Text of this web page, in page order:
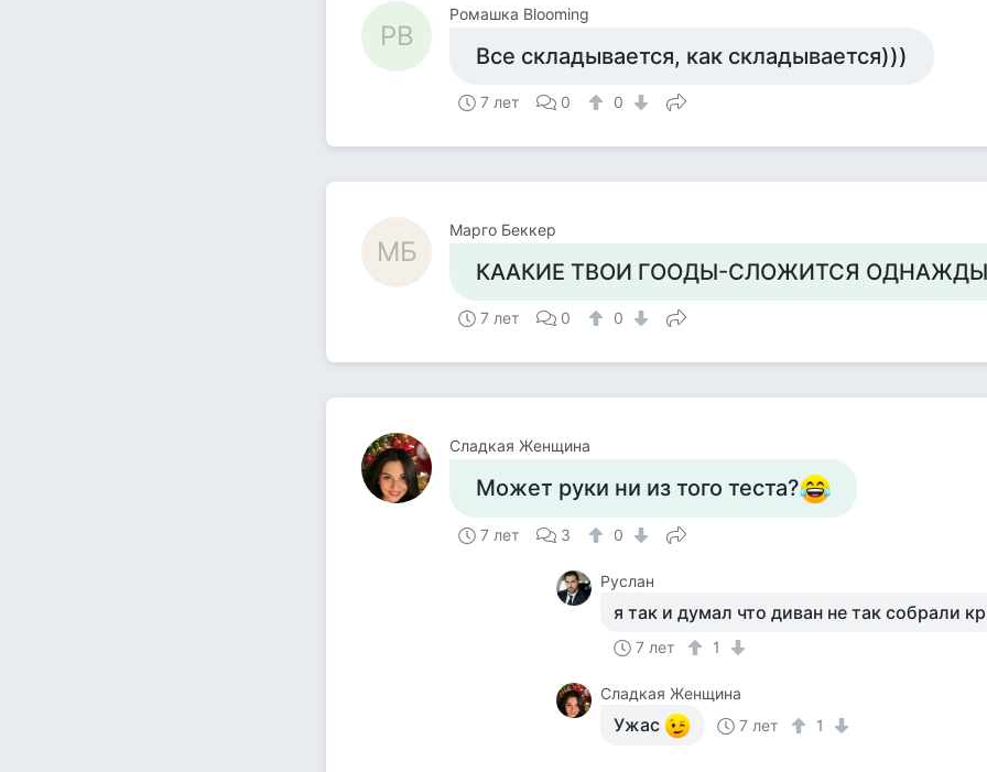
РB
Ромашка Blooming
Все складывается, как складывается)))
7 лет 0 0
MБ
Mарго Беккер
КААКИЕ ТВОИ ГООДЫ-СЛОЖИТСЯ
7 лет 0 0
Сладкая Женщина
Может руки ни из того теста?
7 лет 3 0
Руслан
я так и думал что диван не так собрали
7 лет 1
Сладкая Женщина
Ужас 7 лет 1